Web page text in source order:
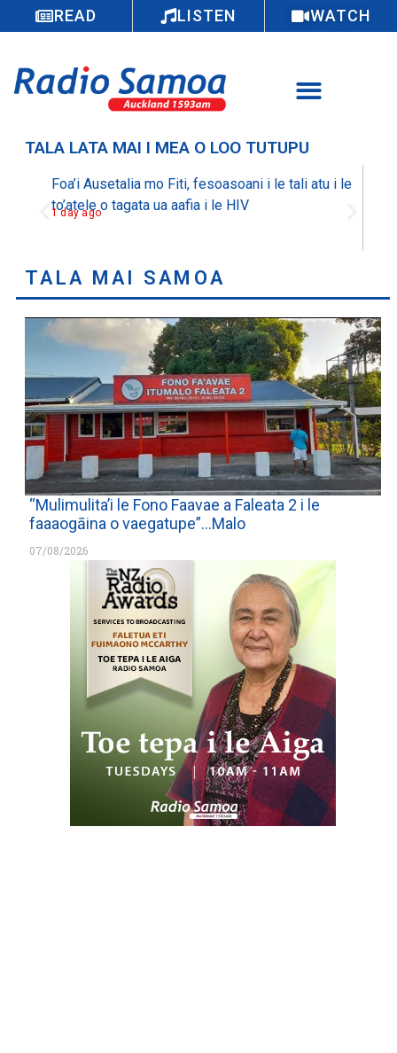
READ LISTEN WATCH
TALA LATA MAI I MEA O LOO TUTUPU
Foa’i Ausetalia mo Fiti, fesoasoani i le tali atu i le
to’atele o tagata ua aafia i le HIV
1 day ago
TALA MAI SAMOA
“Mulimulita’i le Fono Faavae a Faleata 2 i le
faaaogāina o vaegatupe”…Malo
07/08/2026